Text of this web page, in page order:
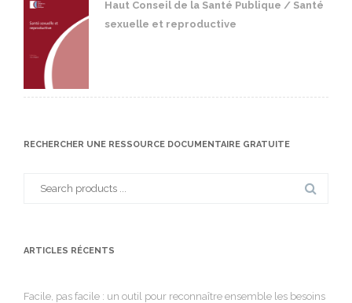
Haut Conseil de la Santé Publique / Santé
sexuelle et reproductive
RECHERCHER UNE RESSOURCE DOCUMENTAIRE GRATUITE
ARTICLES RÉCENTS
Facile, pas facile : un outil pour reconnaître ensemble les besoins